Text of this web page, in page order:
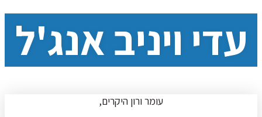
עדי ויניב אנג'ל
עומר ורון היקרים,